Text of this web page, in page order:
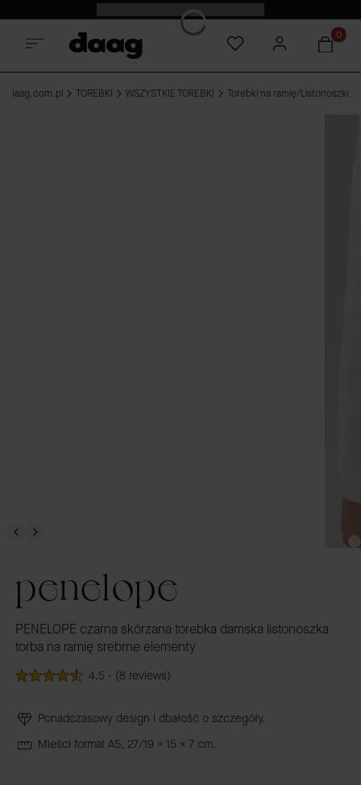
Premiera nowości|18:00|Sprawdź
e-daag.com.pl TOREBKI WSZYSTKIE TOREBKI Torebki na ramię/Listonoszki
penelope
PENELOPE czarna skórzana torebka damska listonoszka
torba na ramię srebrne elementy
4.5 - (8 reviews)
Ponadczasowy design i dbałość o szczegóły.
Mieści format A5, 27/19 x 15 x 7 cm.